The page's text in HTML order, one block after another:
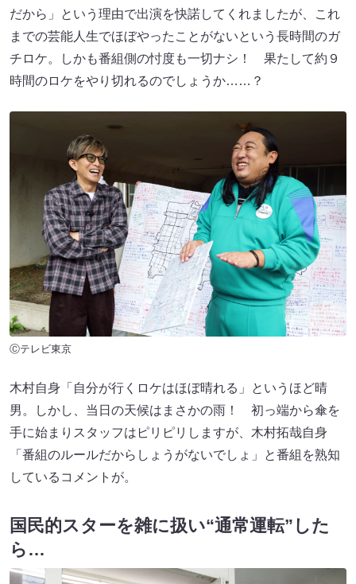
だから」という理由で出演を快諾してくれましたが、これ
までの芸能人生でほぼやったことがないという長時間のガ
チロケ。しかも番組側の忖度も一切ナシ！ 果たして約９
時間のロケをやり切れるのでしょうか……？
Ⓒテレビ東京
木村自身「自分が行くロケはほぼ晴れる」というほど晴
男。しかし、当日の天候はまさかの雨！ 初っ端から傘を
手に始まりスタッフはピリピリしますが、木村拓哉自身
「番組のルールだからしょうがないでしょ」と番組を熟知
しているコメントが。
国民的スターを雑に扱い“通常運転”した
ら…